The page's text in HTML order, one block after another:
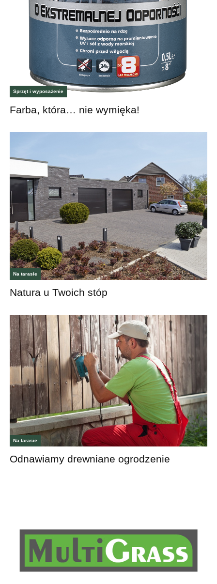
Sprzęt i wyposażenie
Farba, która… nie wymięka!
Na tarasie
Natura u Twoich stóp
Na tarasie
Odnawiamy drewniane ogrodzenie